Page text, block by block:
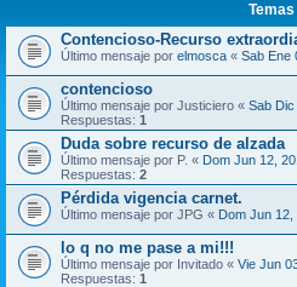
Temas
Contencioso-Recurso
Último mensaje por elmosca « Sab Ene
contencioso
Último mensaje por Justiciero « Sab Dic
Respuestas: 1
Duda sobre recurso de alzada
Último mensaje por P. « Dom Jun 12,
Respuestas: 2
Pérdida vigencia carnet.
Último mensaje por JPG « Dom Jun 12,
lo q no me pase a mi!!!
Último mensaje por Invitado « Vie Jun
Respuestas: 1